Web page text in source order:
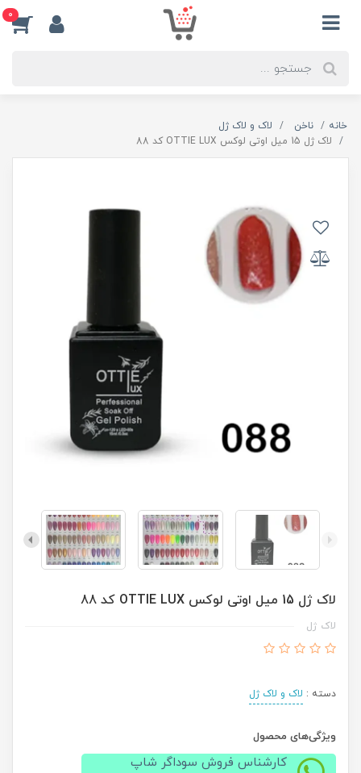
0
خانه ناخن
لاک و لاک ژل
لاک ژل 15 میل اوتی لوکس OTTIE LUX کد 88
لاک ژل 15 میل اوتی لوکس OTTIE LUX کد 88
لاک ژل
دسته : لاک و لاک ژل
ویژگی‌های محصول
کارشناس فروش سوداگر شاپ